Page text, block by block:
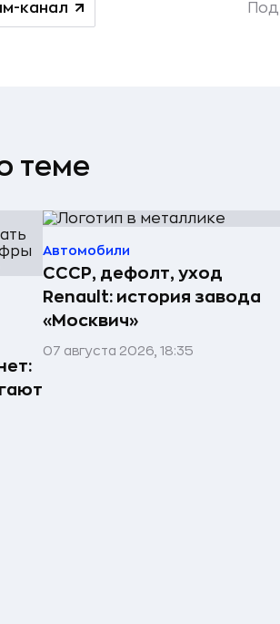
канал
теме
Автомобили
СССР, дефолт, уход
Renault: история завода
«Москвич»
07 августа 2026, 18:35